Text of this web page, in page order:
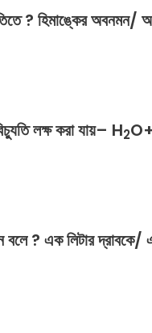
? হিমাঙ্কের অবনমন/
লক্ষকরাযায়– H2
বলে? একলিটারদ্রাবকে/